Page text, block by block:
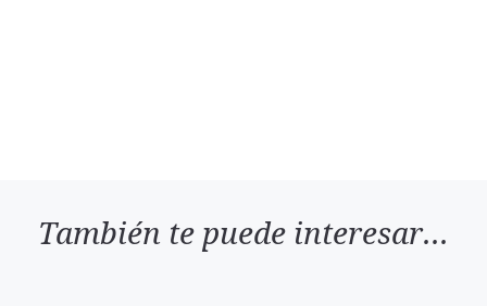
También te puede interesar...